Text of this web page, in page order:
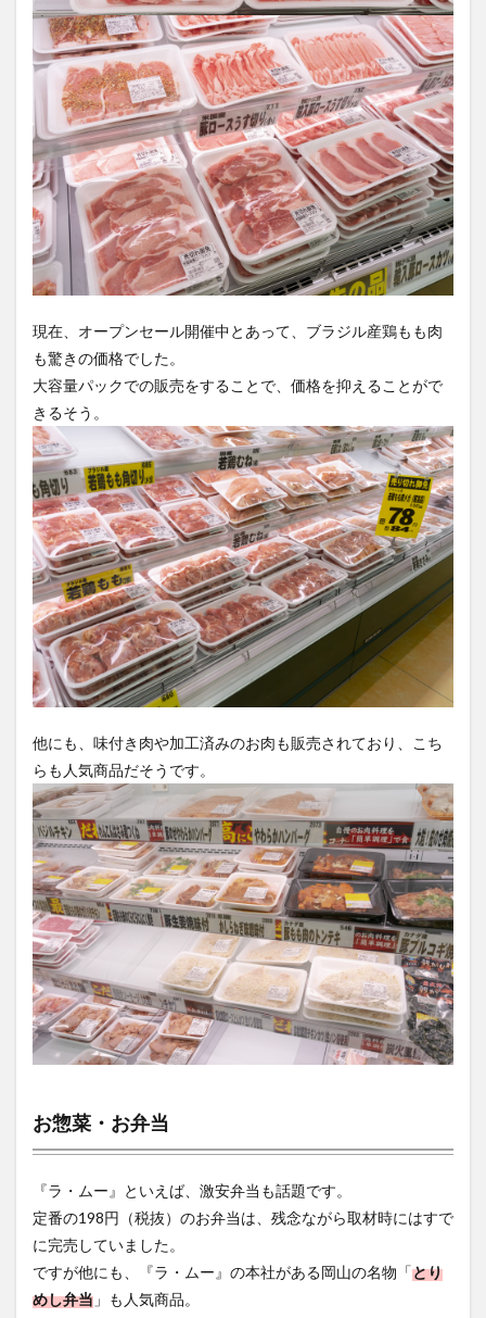
現在、オープンセール開催中とあって、ブラジル産鶏もも肉
も驚きの価格でした。
大容量パックでの販売をすることで、価格を抑えることがで
きるそう。
他にも、味付き肉や加工済みのお肉も販売されており、こち
らも人気商品だそうです。
お惣菜・お弁当
『ラ・ムー』といえば、激安弁当も話題です。
定番の198円（税抜）のお弁当は、残念ながら取材時にはすで
に完売していました。
ですが他にも、『ラ・ムー』の本社がある岡山の名物「とり
めし弁当 」も人気商品。